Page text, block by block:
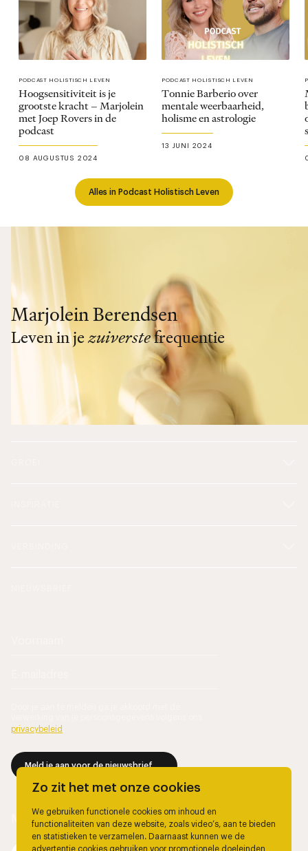
Alles in Podcast Holistisch Leven
PODCAST HOLISTISCH LEVEN
Hoogsensitiviteit is je
grootste kracht – Marjolein
met Joep Rovers in de
podcast
08 AUGUSTUS 2024
PODCAST HOLISTISCH LEVEN
Tonnie Barberio over
mentale weerbaarheid,
holisme en astrologie
13 JUNI 2024
Marjolein Berendsen
Leven in jezuiverstefrequentie
privacybeleid
Meld je aan voor de nieuwsbrief
Zo zit het met onze cookies
We gebruiken functionele cookies om inhoud en
functionaliteiten van deze website, zoals video’s, aan te bieden
en statistieken te verzamelen. Daarnaast kunnen we de
advertentie cookies gebruiken voor promotionele doeleinden